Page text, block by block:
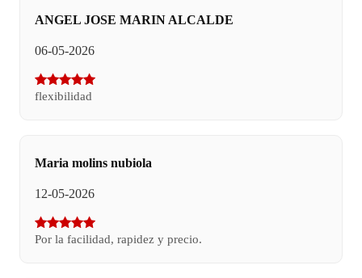
ANGEL JOSE MARIN ALCALDE
06-05-2026
flexibilidad
Maria molins nubiola
12-05-2026
Por la facilidad, rapidez y precio.